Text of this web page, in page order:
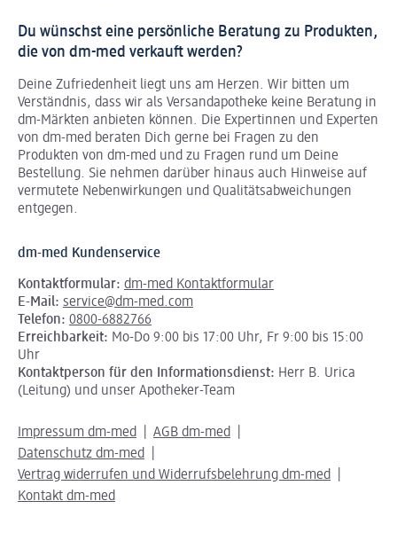
Du wünschst eine persönliche Beratung zu Produkten,
die von dm-med verkauft werden?
Deine Zufriedenheit liegt uns am Herzen. Wir bitten um
Verständnis, dass wir als Versandapotheke keine Beratung in
dm-Märkten anbieten können. Die Expertinnen und Experten
von dm-med beraten Dich gerne bei Fragen zu den
Produkten von dm-med und zu Fragen rund um Deine
Bestellung. Sie nehmen darüber hinaus auch Hinweise auf
vermutete Nebenwirkungen und Qualitätsabweichungen
entgegen.
dm-med Kundenservice
Kontaktformular: dm-med Kontaktformular
E-Mail: service@dm-med.com
Telefon: 0800-6882766
Erreichbarkeit: Mo-Do 9:00 bis 17:00 Uhr, Fr 9:00 bis 15:00
Uhr
Kontaktperson für den Informationsdienst: Herr B. Urica
(Leitung) und unser Apotheker-Team
Impressum dm-med
AGB dm-med
Datenschutz dm-med
Vertrag widerrufen und Widerrufsbelehrung dm-med
Kontakt dm-med